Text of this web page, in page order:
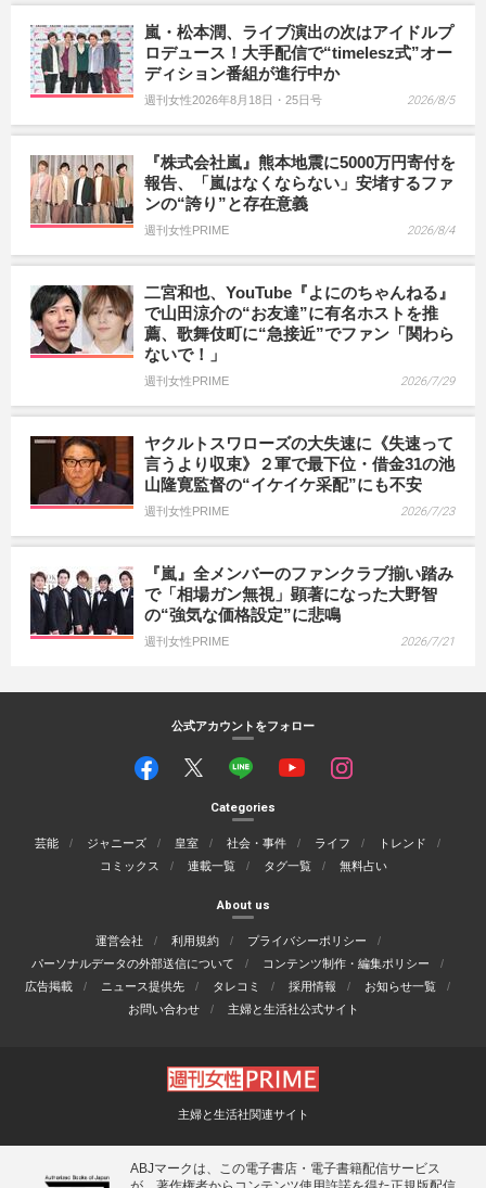
嵐・松本潤、ライブ演出の次はアイドルプ
ロデュース！大手配信で“timelesz式”オー
ディション番組が進行中か
週刊女性2026年8月18日・25日号 2026/8/5
『株式会社嵐』熊本地震に5000万円寄付を
報告、「嵐はなくならない」安堵するファ
ンの“誇り”と存在意義
週刊女性PRIME 2026/8/4
二宮和也、YouTube『よにのちゃんねる』
で山田涼介の“お友達”に有名ホストを推
薦、歌舞伎町に“急接近”でファン「関わら
ないで！」
週刊女性PRIME 2026/7/29
ヤクルトスワローズの大失速に《失速って
言うより収束》２軍で最下位・借金31の池
山隆寛監督の“イケイケ采配”にも不安
週刊女性PRIME 2026/7/23
『嵐』全メンバーのファンクラブ揃い踏み
で「相場ガン無視」顕著になった大野智
の“強気な価格設定”に悲鳴
週刊女性PRIME 2026/7/21
公式アカウントをフォロー
Categories
芸能 ジャニーズ 皇室 社会・事件 ライフ
トレンド
コミックス
連載一覧 タグ一覧 無料占い
About us
運営会社 利用規約
プライバシーポリシー
パーソナルデータの外部送信について
コンテンツ制作・編集ポリシー
広告掲載
ニュース提供先 タレコミ 採用情報
お知らせ一覧
お問い合わせ
主婦と生活社公式サイト
主婦と生活社関連サイト
ABJマークは、この電子書店・電子書籍配信サービス